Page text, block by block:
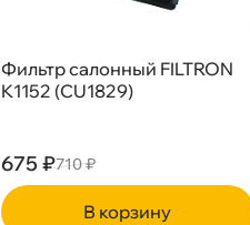
Фильтр салонный FILTRON
K1152 (CU1829)
675 ₽710 ₽
корзину